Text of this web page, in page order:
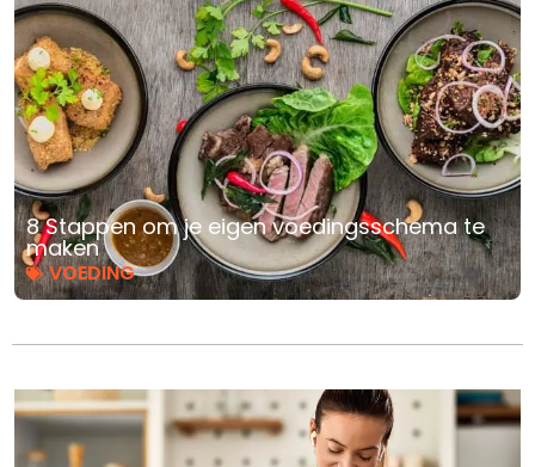
8 Stappen om je eigen voedingsschema te
maken
VOEDING